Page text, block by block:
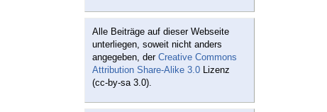
Alle Beiträge auf dieser Webseite
unterliegen, soweit nicht anders
angegeben, der Creative Commons
Attribution Share-Alike 3.0 Lizenz
(cc-by-sa 3.0).